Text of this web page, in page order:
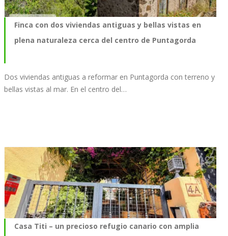
Finca con dos viviendas antiguas y bellas vistas en
plena naturaleza cerca del centro de Puntagorda
Dos viviendas antiguas a reformar en Puntagorda con terreno y
bellas vistas al mar. En el centro del…
Casa Titi – un precioso refugio canario con amplia